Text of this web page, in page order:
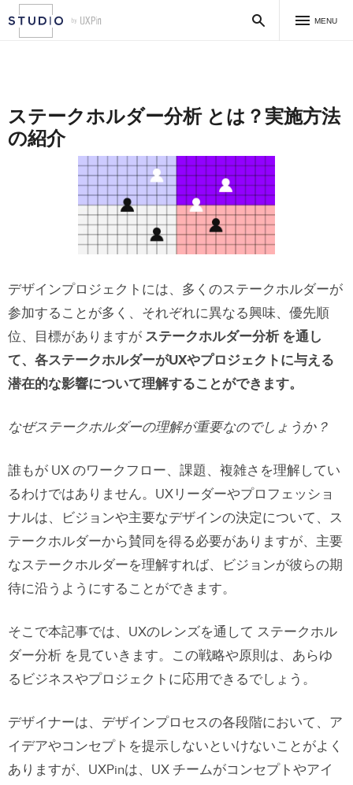
MENU
ステークホルダー分析 とは？実施方法
の紹介
デザインプロジェクトには、多くのステークホルダーが
参加することが多く、それぞれに異なる興味、優先順
位、目標がありますが ステークホルダー分析 を通し
て、各ステークホルダーがUXやプロジェクトに与える
潜在的な影響について理解することができます。
なぜステークホルダーの理解が重要なのでしょうか？
誰もが UX のワークフロー、課題、複雑さを理解してい
るわけではありません。UXリーダーやプロフェッショ
ナルは、ビジョンや主要なデザインの決定について、ス
テークホルダーから賛同を得る必要がありますが、主要
なステークホルダーを理解すれば、ビジョンが彼らの期
待に沿うようにすることができます。
そこで本記事では、UXのレンズを通して ステークホル
ダー分析 を見ていきます。この戦略や原則は、あらゆ
るビジネスやプロジェクトに応用できるでしょう。
デザイナーは、デザインプロセスの各段階において、ア
イデアやコンセプトを提示しないといけないことがよく
ありますが、UXPinは、UX チームがコンセプトやアイ